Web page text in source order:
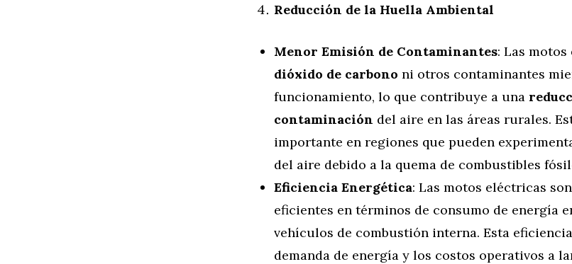
Reducción de la Huella Ambiental
Menor Emisión de Contaminantes: Las
dióxido de carbono ni otros contaminantes
funcionamiento, lo que contribuye a una
contaminación del aire en las áreas rurales.
importante en regiones que pueden
del aire debido a la quema de combustibles
Eficiencia Energética: Las motos eléctricas
eficientes en términos de consumo de energía
vehículos de combustión interna. Esta
demanda de energía y los costos operativos a